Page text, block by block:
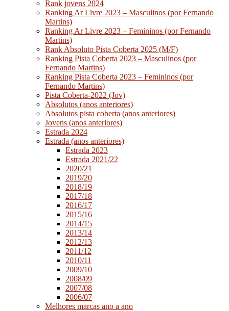
Rank jovens 2024
Ranking Ar Livre 2023 – Masculinos (por Fernando
Martins)
Ranking Ar Livre 2023 – Femininos (por Fernando
Martins)
Rank Absoluto Pista Coberta 2025 (M/F)
Ranking Pista Coberta 2023 – Masculinos (por
Fernando Martins)
Ranking Pista Coberta 2023 – Femininos (por
Fernando Martins)
Pista Coberta-2022 (Jov)
Absolutos (anos anteriores)
Absolutos pista coberta (anos anteriores)
Jovens (anos anteriores)
Estrada 2024
Estrada (anos anteriores)
Estrada 2023
Estrada 2021/22
2020/21
2019/20
2018/19
2017/18
2016/17
2015/16
2014/15
2013/14
2012/13
2011/12
2010/11
2009/10
2008/09
2007/08
2006/07
Melhores marcas ano a ano